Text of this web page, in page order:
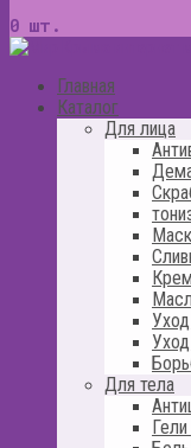
0 шт.
Главная
Каталог
Для лица
Для тела